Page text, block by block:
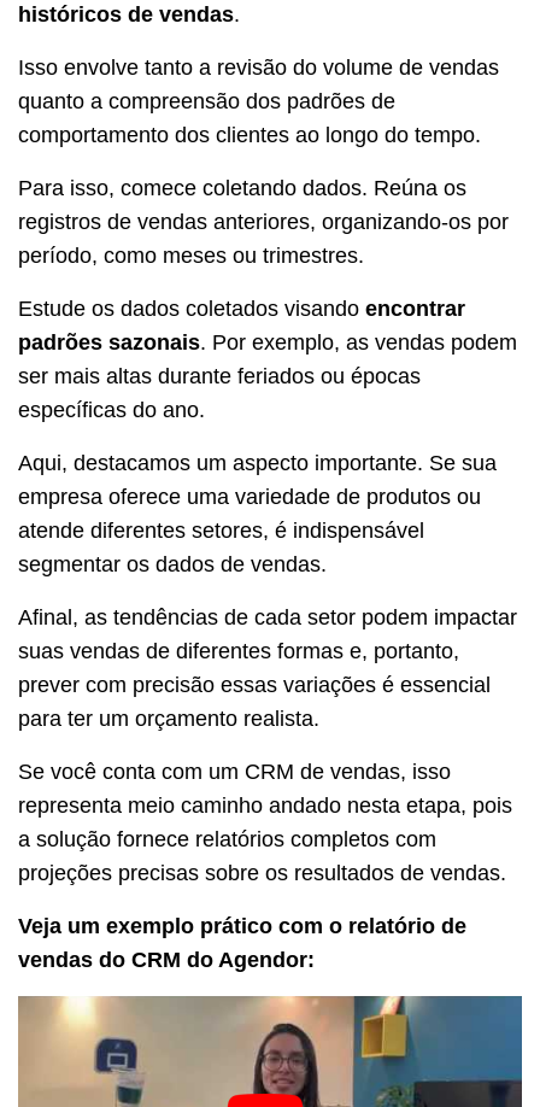
históricos de vendas.
Isso envolve tanto a revisão do volume de vendas
quanto a compreensão dos padrões de
comportamento dos clientes ao longo do tempo.
Para isso, comece coletando dados. Reúna os
registros de vendas anteriores, organizando-os por
período, como meses ou trimestres.
Estude os dados coletados visando encontrar
padrões sazonais. Por exemplo, as vendas podem
ser mais altas durante feriados ou épocas
específicas do ano.
Aqui, destacamos um aspecto importante. Se sua
empresa oferece uma variedade de produtos ou
atende diferentes setores, é indispensável
segmentar os dados de vendas.
Afinal, as tendências de cada setor podem impactar
suas vendas de diferentes formas e, portanto,
prever com precisão essas variações é essencial
para ter um orçamento realista.
Se você conta com um CRM de vendas, isso
representa meio caminho andado nesta etapa, pois
a solução fornece relatórios completos com
projeções precisas sobre os resultados de vendas.
Veja um exemplo prático com o relatório de
vendas do CRM do Agendor: